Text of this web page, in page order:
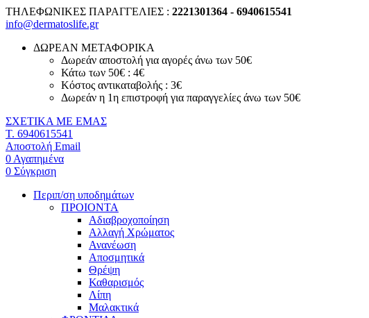
ΤΗΛΕΦΩΝΙΚΕΣ ΠΑΡΑΓΓΕΛΙΕΣ : 2221301364 - 6940615541
info@dermatoslife.gr
ΔΩΡΕΑΝ ΜΕΤΑΦΟΡΙΚΑ
Δωρεάν αποστολή για αγορές άνω των 50€
Κάτω των 50€ : 4€
Κόστος αντικαταβολής : 3€
Δωρεάν η 1η επιστροφή για παραγγελίες άνω των 50€
ΣΧΕΤΙΚΑ ΜΕ ΕΜΑΣ
T. 6940615541
Αποστολή Email
0 Αγαπημένα
0 Σύγκριση
Περιπ/ση υποδημάτων
ΠΡΟΙΟΝΤΑ
Αδιαβροχοποίηση
Αλλαγή Χρώματος
Ανανέωση
Αποσμητικά
Θρέψη
Καθαρισμός
Λίπη
Μαλακτικά